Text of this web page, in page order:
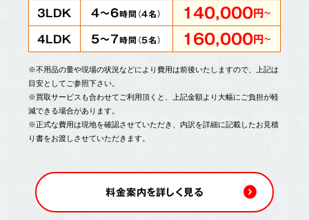
3LDK 4～6時間（4名） 140,000円～
4LDK 5～7時間（5名） 160,000円～
※不用品の量や現場の状況などにより費用は前後いたしますので、上記は
目安としてご参照下さい。
※買取サービスも合わせてご利用頂くと、上記金額より大幅にご負担が軽
減できる場合があります。
※正式な費用は現地を確認させていただき、内訳を詳細に記載したお見積
り書をお渡しさせていただきます。
料金案内を詳しく見る